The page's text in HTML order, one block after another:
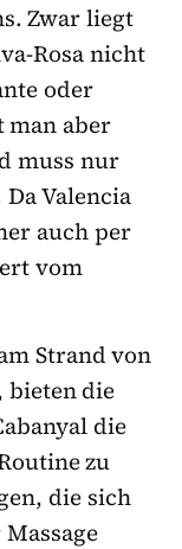
Zwar liegt
Rosa nicht
oder
man aber
muss nur
Valencia
auch per
vom
Strand von
bieten die
die
zu
die sich